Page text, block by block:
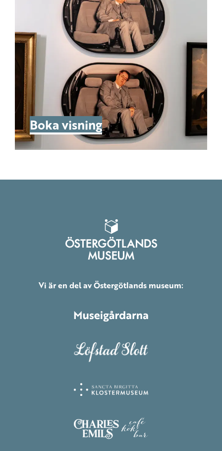
Boka visning
Vi är en del av Östergötlands museum: